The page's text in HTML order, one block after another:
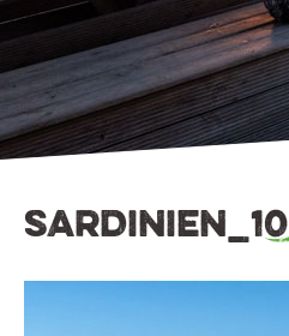
sardinien_10